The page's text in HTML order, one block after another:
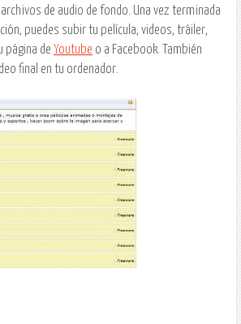
de audio de fondo. Una vez terminada
puedes subir tu película, videos, tráiler,
página de Youtube o a Facebook . También
final en tu ordenador.